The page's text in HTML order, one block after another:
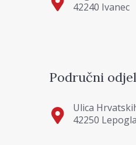
42240 Ivanec
Područni
Ulica
42250